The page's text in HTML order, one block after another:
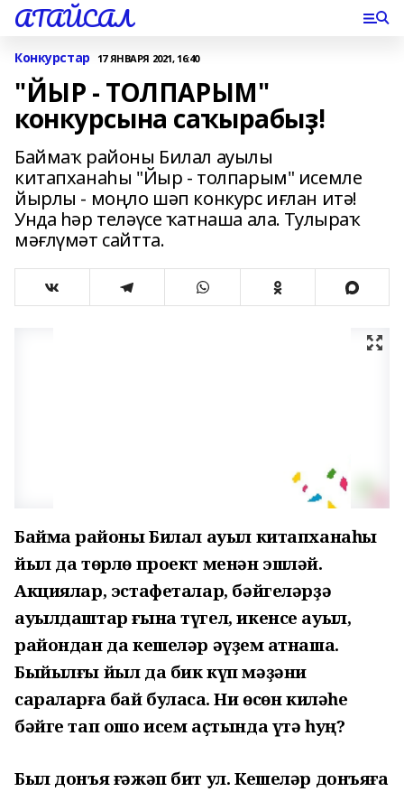
АТАЙСАЛ
Конкурстар 17 ЯНВАРЯ 2021, 16:40
"ЙЫР - ТОЛПАРЫМ"
конкурсына саҡырабыҙ!
Баймаҡ районы Билал ауылы
китапханаһы "Йыр - толпарым" исемле
йырлы - моңло шәп конкурс иғлан итә!
Унда һәр теләүсе ҡатнаша ала. Тулыраҡ
мәғлүмәт сайтта.
Баймаҡ районы Билал ауыл китапханаһы
йыл да төрлө проект менән эшләй.
Акциялар, эстафеталар, бәйгеләрҙә
ауылдаштар ғына түгел, икенсе ауыл,
райондан да кешеләр әүҙем ҡатнаша.
Быйылғы йыл да бик күп мәҙәни
сараларға бай буласаҡ. Ни өсөн киләһе
бәйге тап ошо исем аҫтында үтә һуң?
Был донъя ғәжәп бит ул. Кешеләр донъяға